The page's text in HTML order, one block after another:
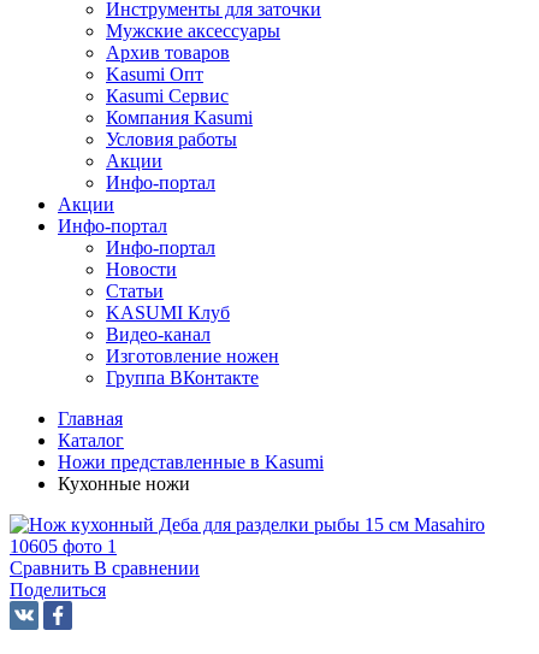
Инструменты для заточки
Мужские аксессуары
Архив товаров
Kasumi Опт
Кasumi Сервис
Компания Kasumi
Условия работы
Акции
Инфо-портал
Акции
Инфо-портал
Инфо-портал
Новости
Статьи
KASUMI Клуб
Видео-канал
Изготовление ножен
Группа ВКонтакте
Главная
Каталог
Ножи представленные в Kasumi
Кухонные ножи
Сравнить В сравнении
Поделиться